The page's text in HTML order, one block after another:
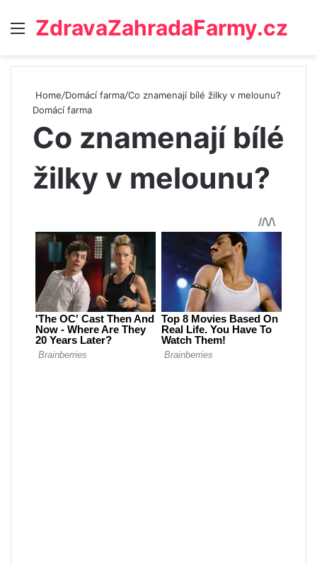
Menu
ZdravaZahradaFarmy.cz
Home/Domácí farma/Co znamenají bílé žilky v melounu?
Domácí farma
Co znamenají bílé
žilky v melounu?